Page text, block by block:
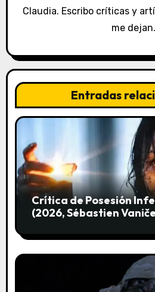
d
e
n
t
r
a
d
s
Claudia. Escribo críticas y
me dejan.
Entradas
Crítica de Posesión
(2026, Sébastien